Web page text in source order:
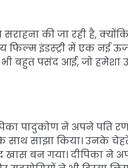
की जा रही है,
फिल्म इंडस्ट्री में एक नई
बहुत पसंद आई, जो हमेशा
पादुकोण ने अपने पति
साझा किया। उनके
बन गया। दीपिका ने